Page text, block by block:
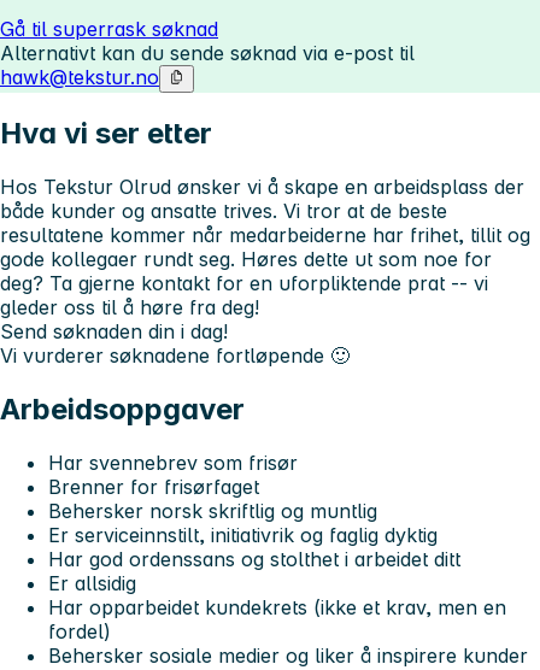
Gå til superrask søknad
Alternativt kan du sende søknad via e-post til
hawk@tekstur.no
Hva vi ser etter
Hos Tekstur Olrud ønsker vi å skape en arbeidsplass der
både kunder og ansatte trives. Vi tror at de beste
resultatene kommer når medarbeiderne har frihet, tillit og
gode kollegaer rundt seg. Høres dette ut som noe for
deg? Ta gjerne kontakt for en uforpliktende prat -- vi
gleder oss til å høre fra deg!
Send søknaden din i dag!
Vi vurderer søknadene fortløpende 🙂
Arbeidsoppgaver
Har svennebrev som frisør
Brenner for frisørfaget
Behersker norsk skriftlig og muntlig
Er serviceinnstilt, initiativrik og faglig dyktig
Har god ordenssans og stolthet i arbeidet ditt
Er allsidig
Har opparbeidet kundekrets (ikke et krav, men en
fordel)
Behersker sosiale medier og liker å inspirere kunder